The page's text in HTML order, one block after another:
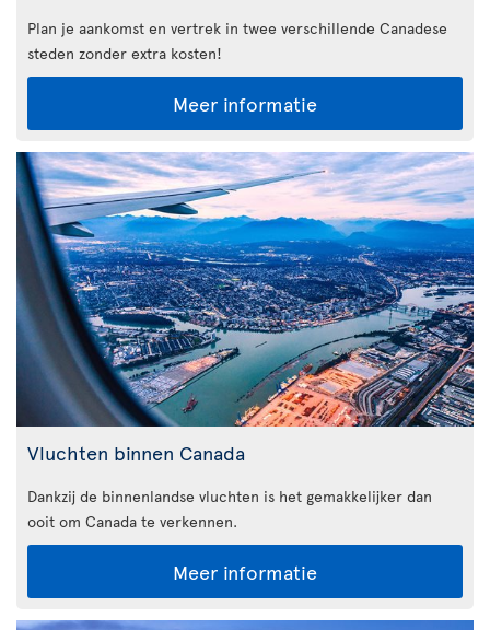
Plan je aankomst en vertrek in twee verschillende Canadese
steden zonder extra kosten!
Meer informatie
Vluchten binnen Canada
Dankzij de binnenlandse vluchten is het gemakkelijker dan
ooit om Canada te verkennen.
Meer informatie